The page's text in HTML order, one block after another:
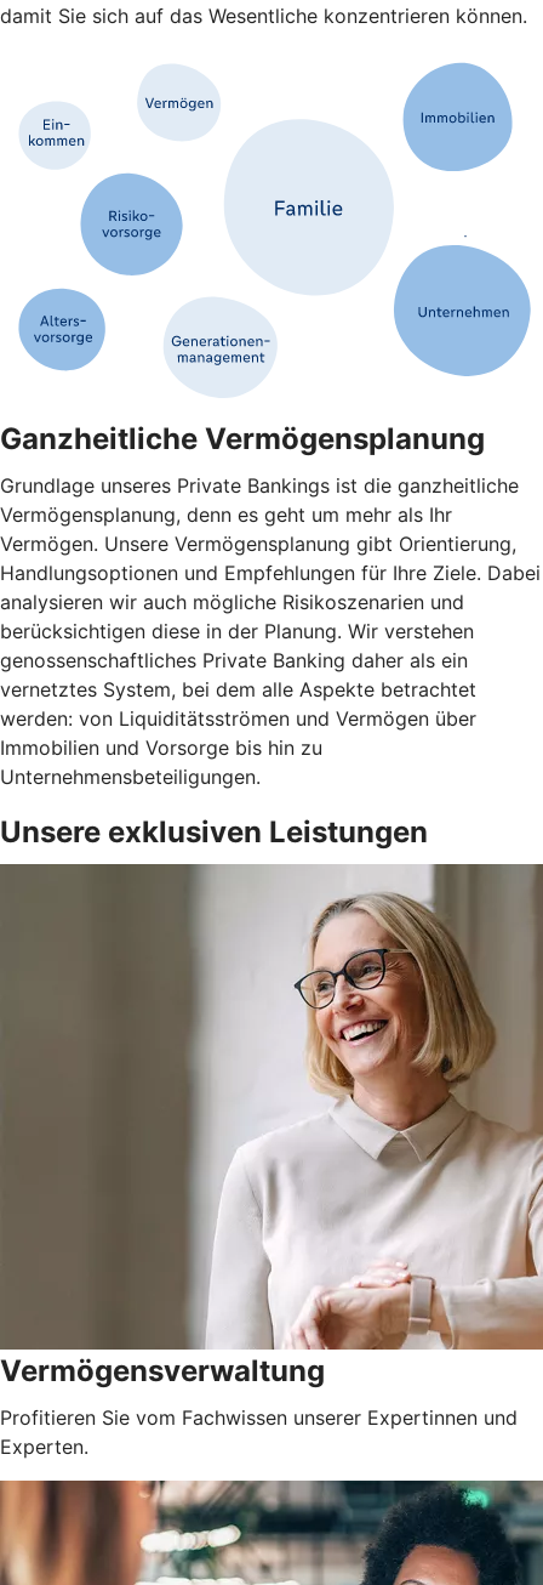
damit Sie sich auf das Wesentliche konzentrieren können.
Ganzheitliche Vermögensplanung
Grundlage unseres Private Bankings ist die ganzheitliche
Vermögensplanung, denn es geht um mehr als Ihr
Vermögen. Unsere Vermögensplanung gibt Orientierung,
Handlungsoptionen und Empfehlungen für Ihre Ziele. Dabei
analysieren wir auch mögliche Risikoszenarien und
berücksichtigen diese in der Planung. Wir verstehen
genossenschaftliches Private Banking daher als ein
vernetztes System, bei dem alle Aspekte betrachtet
werden: von Liquiditätsströmen und Vermögen über
Immobilien und Vorsorge bis hin zu
Unternehmensbeteiligungen.
Unsere exklusiven Leistungen
Vermögensverwaltung
Profitieren Sie vom Fachwissen unserer Expertinnen und
Experten.